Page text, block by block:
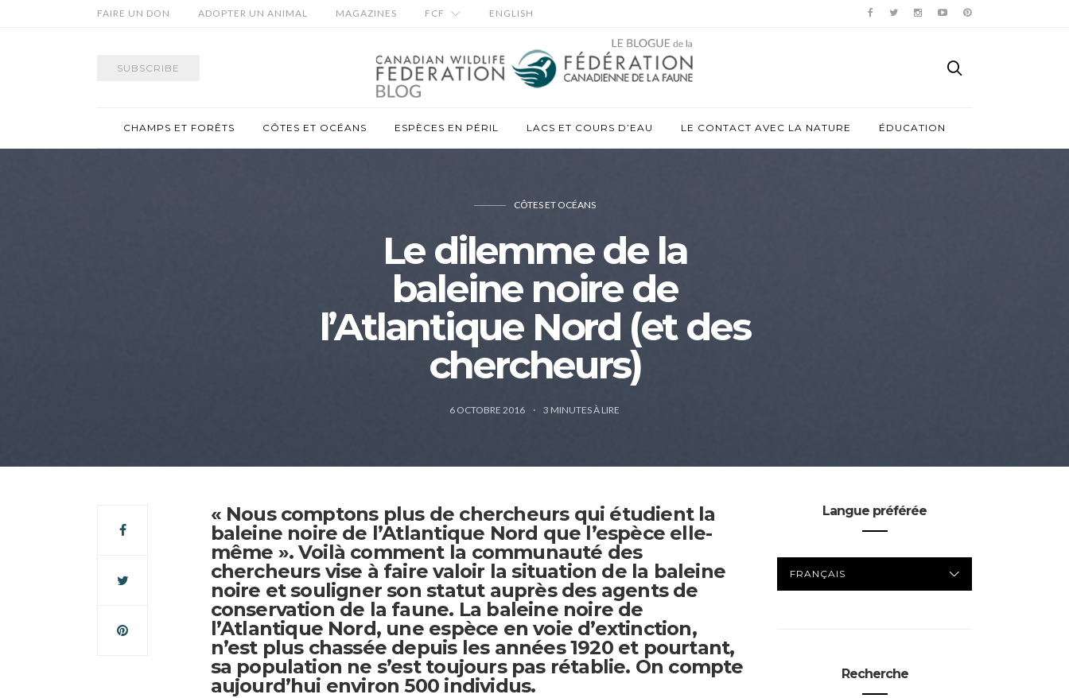
FAIRE UN DON ADOPTER UN ANIMAL MAGAZINES FCF ENGLISH
SUBSCRIBE
CHAMPS ET FORÊTS CÔTES ET OCÉANS ESPÈCES EN PÉRIL LACS ET COURS D’EAU LE CONTACT AVEC LA NATURE ÉDUCATION
CÔTES ET OCÉANS
Le dilemme de la
baleine noire de
l’Atlantique Nord (et des
chercheurs)
6 OCTOBRE 2016 3 MINUTES À LIRE
« Nous comptons plus de chercheurs qui étudient la
baleine noire de l’Atlantique Nord que l’espèce elle-
même ». Voilà comment la communauté des
chercheurs vise à faire valoir la situation de la baleine
noire et souligner son statut auprès des agents de
conservation de la faune. La baleine noire de
l’Atlantique Nord, une espèce en voie d’extinction,
n’est plus chassée depuis les années 1920 et pourtant,
sa population ne s’est toujours pas rétablie. On compte
aujourd’hui environ 500 individus.
Langue préférée
PRÉFÉRÉE
Recherche